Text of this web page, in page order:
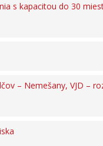
s kapacitou do 30
– Nemešany, VJD –